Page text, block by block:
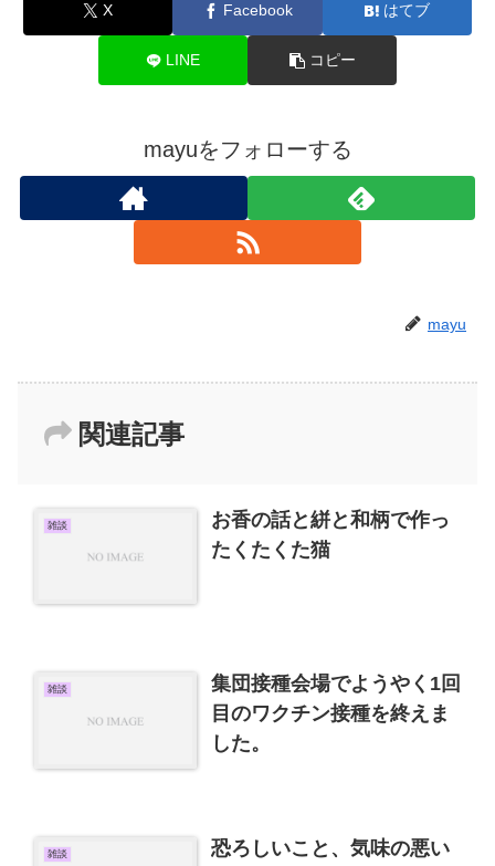
X Facebook はてブ
LINE コピー
mayuをフォローする
mayu
関連記事
雑談
お香の話と絣と和柄で作っ
たくたくた猫
雑談
集団接種会場でようやく1回
目のワクチン接種を終えま
した。
雑談
恐ろしいこと、気味の悪い